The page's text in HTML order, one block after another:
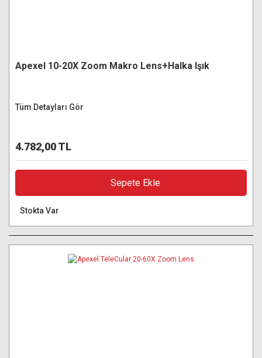
Apexel 10-20X Zoom Makro Lens+Halka Işık
Tüm Detayları Gör
4.782,00 TL
Sepete Ekle
Stokta Var